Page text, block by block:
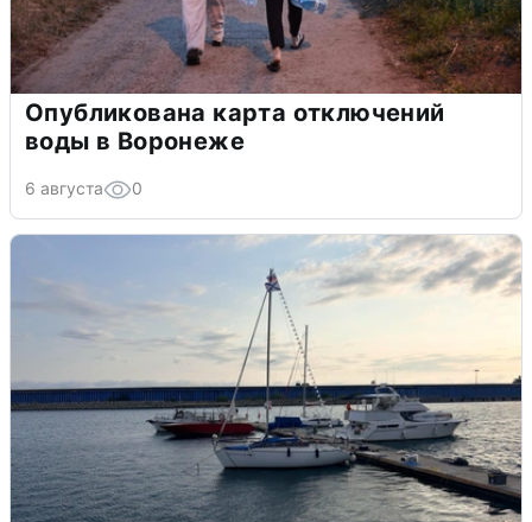
Опубликована карта отключений
воды в Воронеже
6 августа 0